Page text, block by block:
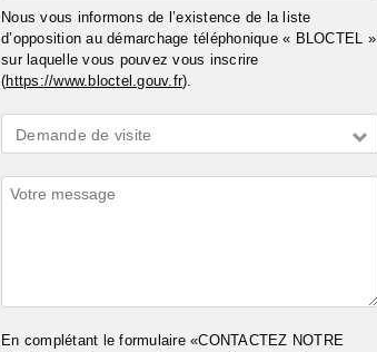
Nous vous informons de l’existence de la liste
d’opposition au démarchage téléphonique « BLOCTEL »
sur laquelle vous pouvez vous inscrire
(https://www.bloctel.gouv.fr).
Demande
*
Demande de visite
Commentaires
En complétant le formulaire «CONTACTEZ NOTRE